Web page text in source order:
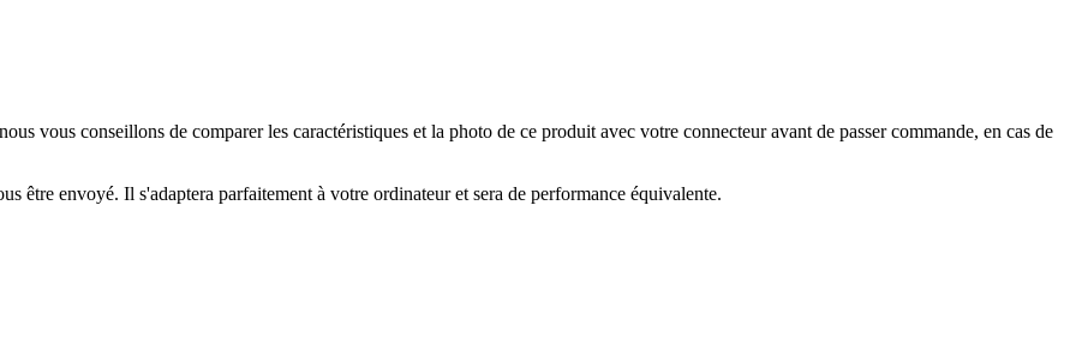
vous conseillons de comparer les caractéristiques et la photo de ce produit avec votre connecteur avant de passer commande, en cas de
être envoyé. Il s'adaptera parfaitement à votre ordinateur et sera de performance équivalente.